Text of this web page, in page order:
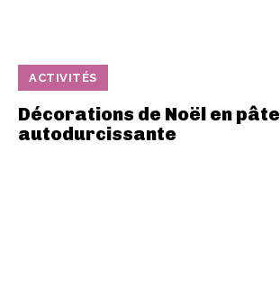
ACTIVITÉS
Décorations de Noël en pâte
autodurcissante